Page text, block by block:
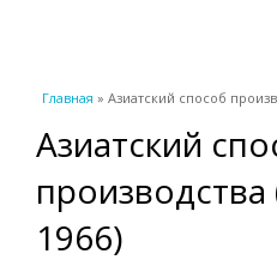
Вы здесь
Главная » Азиатский способ
Азиатский
производства
1966)